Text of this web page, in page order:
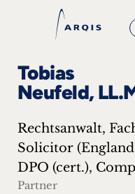
+
News
Tobias
Neufeld,
Rechtsanwalt,
Solicitor (England
DPO (cert.),
Partner